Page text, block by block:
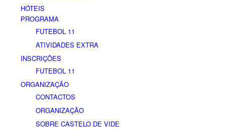
HÓTEIS
PROGRAMA
FUTEBOL 11
ATIVIDADES EXTRA
INSCRIÇÕES
FUTEBOL 11
ORGANIZAÇÃO
CONTACTOS
ORGANIZAÇÃO
SOBRE CASTELO DE VIDE